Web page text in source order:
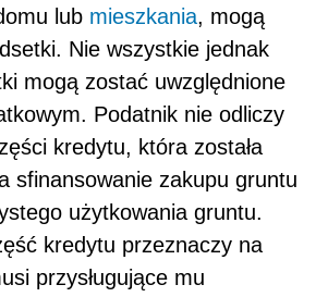
lub mieszkania, mogą
Nie wszystkie jednak
mogą zostać uwzględnione
Podatnik nie odliczy
kredytu, która została
sfinansowanie zakupu gruntu
użytkowania gruntu.
kredytu przeznaczy na
przysługujące mu